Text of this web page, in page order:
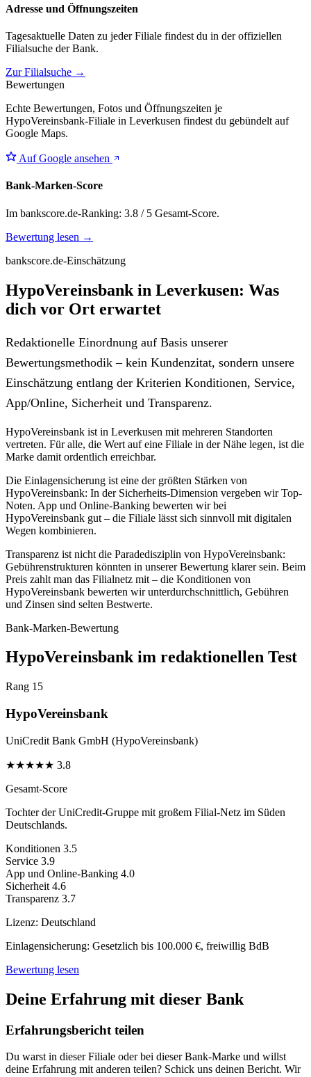
Adresse und Öffnungszeiten
Tagesaktuelle Daten zu jeder Filiale findest du in der offiziellen
Filialsuche der Bank.
Zur Filialsuche →
Bewertungen
Echte Bewertungen, Fotos und Öffnungszeiten je
HypoVereinsbank-Filiale in Leverkusen findest du gebündelt auf
Google Maps.
Auf Google ansehen
Bank-Marken-Score
Im bankscore.de-Ranking: 3.8 / 5 Gesamt-Score.
Bewertung lesen →
bankscore.de-Einschätzung
HypoVereinsbank in Leverkusen: Was
dich vor Ort erwartet
Redaktionelle Einordnung auf Basis unserer
Bewertungsmethodik – kein Kundenzitat, sondern unsere
Einschätzung entlang der Kriterien Konditionen, Service,
App/Online, Sicherheit und Transparenz.
HypoVereinsbank ist in Leverkusen mit mehreren Standorten
vertreten. Für alle, die Wert auf eine Filiale in der Nähe legen, ist die
Marke damit ordentlich erreichbar.
Die Einlagensicherung ist eine der größten Stärken von
HypoVereinsbank: In der Sicherheits-Dimension vergeben wir Top-
Noten. App und Online-Banking bewerten wir bei
HypoVereinsbank gut – die Filiale lässt sich sinnvoll mit digitalen
Wegen kombinieren.
Transparenz ist nicht die Paradedisziplin von HypoVereinsbank:
Gebührenstrukturen könnten in unserer Bewertung klarer sein. Beim
Preis zahlt man das Filialnetz mit – die Konditionen von
HypoVereinsbank bewerten wir unterdurchschnittlich, Gebühren
und Zinsen sind selten Bestwerte.
Bank-Marken-Bewertung
HypoVereinsbank im redaktionellen Test
Rang 15
HypoVereinsbank
UniCredit Bank GmbH (HypoVereinsbank)
★★★★★ 3.8
Gesamt-Score
Tochter der UniCredit-Gruppe mit großem Filial-Netz im Süden
Deutschlands.
Konditionen 3.5
Service 3.9
App und Online-Banking 4.0
Sicherheit 4.6
Transparenz 3.7
Lizenz: Deutschland
Einlagensicherung: Gesetzlich bis 100.000 €, freiwillig BdB
Bewertung lesen
Deine Erfahrung mit dieser Bank
Erfahrungsbericht teilen
Du warst in dieser Filiale oder bei dieser Bank-Marke und willst
deine Erfahrung mit anderen teilen? Schick uns deinen Bericht. Wir